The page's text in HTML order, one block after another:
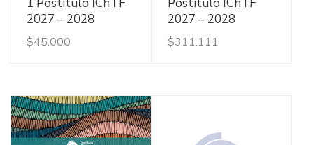
2027 – 2028
$45.000
2027 – 2028
$311.111